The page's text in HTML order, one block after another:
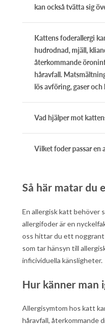
kan också tvätta sig
Kattens foderallergi
hudrodnad, mjäll,
återkommande
håravfall.
lös avföring, gaser och
Vad hjälper mot
Vilket foder passar en
Så här matar du
En allergisk katt behöver
allergifoder är en
oss hittar du ett
som tar hänsyn till
inficividuella känsligheter.
Hur känner man
Allergisymtom hos katt
håravfall, återkommande